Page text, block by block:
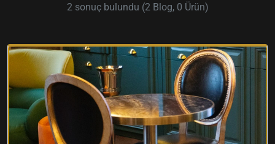
2 sonuç bulundu (2 Blog, 0 Ürün)